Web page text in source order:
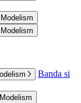
Banda si